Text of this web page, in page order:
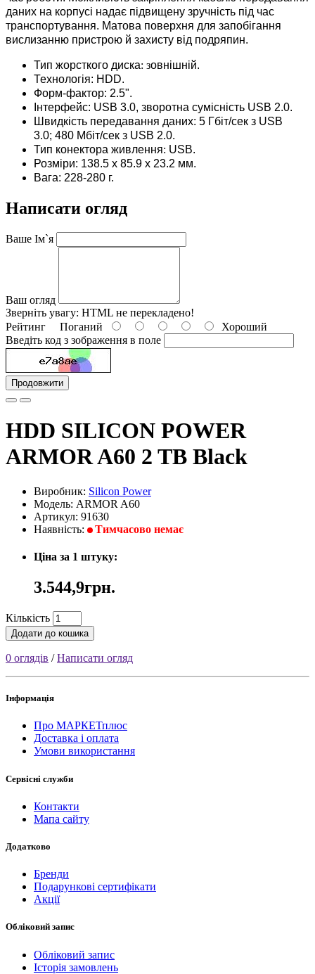
даних на корпусі надає підвищену зручність під час
транспортування. Матова поверхня для запобігання
вислизанню пристрою й захисту від подряпин.
Тип жорсткого диска: зовнішній.
Технологія: HDD.
Форм-фактор: 2.5".
Інтерфейс: USB 3.0, зворотна сумісність USB 2.0.
Швидкість передавання даних: 5 Гбіт/сек з USB
3.0; 480 Мбіт/сек з USB 2.0.
Тип конектора живлення: USB.
Розміри: 138.5 x 85.9 x 23.2 мм.
Вага: 228-280 г.
Написати огляд
Ваше Ім`я
Ваш огляд
Зверніть увагу: HTML не перекладено!
Рейтинг Поганий
Хороший
Введіть код з зображення в поле
Продовжити
HDD SILICON POWER
ARMOR A60 2 TB Black
Виробник: Silicon Power
Модель: ARMOR A60
Артикул: 91630
Наявність:
Тимчасово немає
Ціна за 1 штуку:
3.544,9грн.
Кількість
Додати до кошика
0 оглядів /Написати огляд
Інформація
Про МАРКЕТплюс
Доставка і оплата
Умови використання
Сервісні служби
Контакти
Мапа сайту
Додатково
Бренди
Подарункові сертифікати
Акції
Обліковий запис
Обліковий запис
Історія замовлень